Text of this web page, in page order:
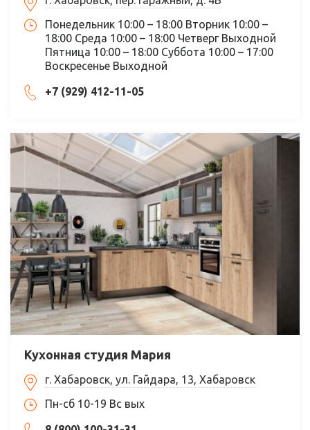
Понедельник 10:00 – 18:00 Вторник 10:00 –
18:00 Среда 10:00 – 18:00 Четверг Выходной
Пятница 10:00 – 18:00 Суббота 10:00 – 17:00
Воскресенье Выходной
+7 (929) 412-11-05
Кухонная студия Мария
г. Хабаровск, ул. Гайдара, 13, Хабаровск
Пн-сб 10-19 Вс вых